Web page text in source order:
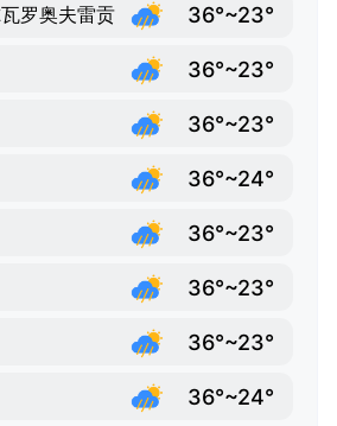
罗奥夫雷贡 36°~23°
36°~23°
36°~23°
36°~24°
36°~23°
36°~23°
36°~23°
36°~24°